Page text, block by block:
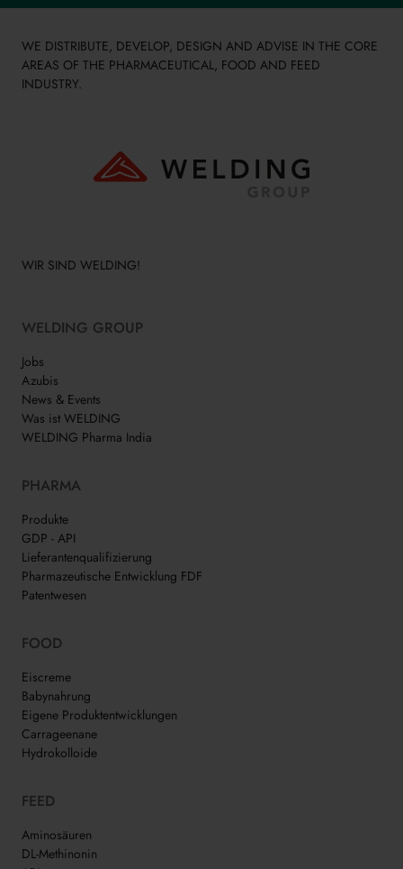
WE DISTRIBUTE, DEVELOP, DESIGN AND ADVISE IN THE CORE
AREAS OF THE PHARMACEUTICAL, FOOD AND FEED
INDUSTRY.
WIR SIND WELDING!
WELDING GROUP
Jobs
Azubis
News & Events
Was ist WELDING
WELDING Pharma India
PHARMA
Produkte
GDP - API
Lieferantenqualifizierung
Pharmazeutische Entwicklung FDF
Patentwesen
FOOD
Eiscreme
Babynahrung
Eigene Produktentwicklungen
Carrageenane
Hydrokolloide
FEED
Aminosäuren
DL-Methinonin